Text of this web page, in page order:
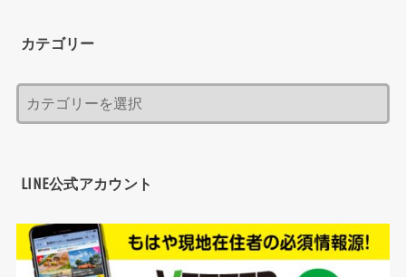
カテゴリー
LINE公式アカウント